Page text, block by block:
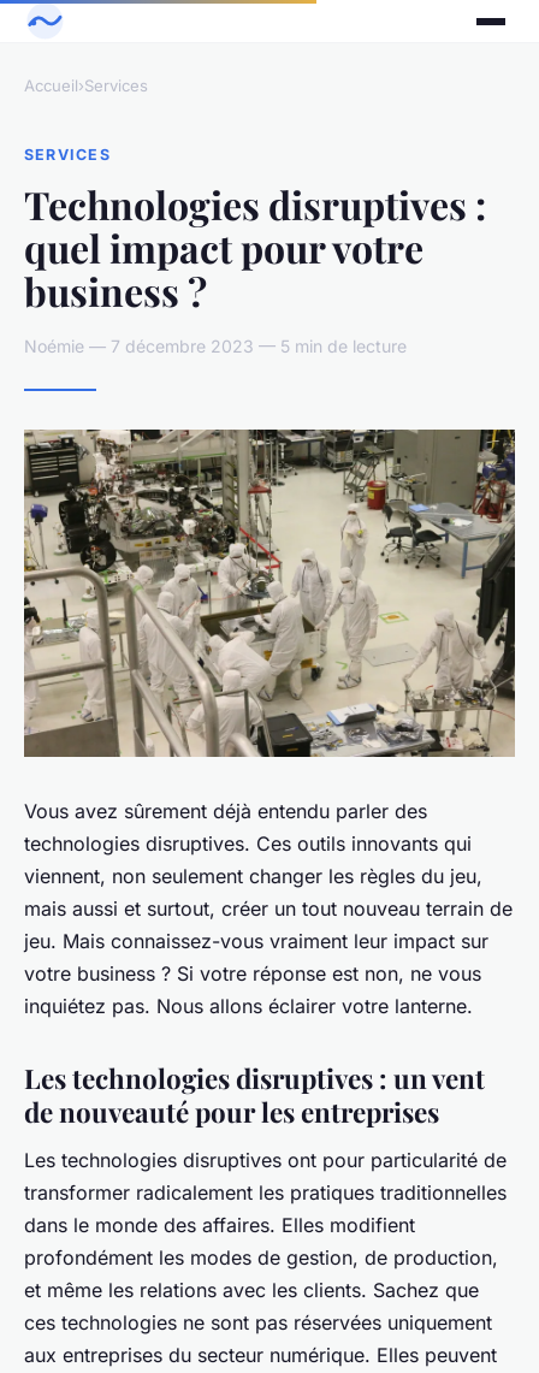
Accueil›Services
SERVICES
Technologies disruptives :
quel impact pour votre
business ?
Noémie — 7 décembre 2023 — 5 min de lecture
Vous avez sûrement déjà entendu parler des
technologies disruptives. Ces outils innovants qui
viennent, non seulement changer les règles du jeu,
mais aussi et surtout, créer un tout nouveau terrain de
jeu. Mais connaissez-vous vraiment leur impact sur
votre business ? Si votre réponse est non, ne vous
inquiétez pas. Nous allons éclairer votre lanterne.
Les technologies disruptives : un vent
de nouveauté pour les entreprises
Les technologies disruptives ont pour particularité de
transformer radicalement les pratiques traditionnelles
dans le monde des affaires. Elles modifient
profondément les modes de gestion, de production,
et même les relations avec les clients. Sachez que
ces technologies ne sont pas réservées uniquement
aux entreprises du secteur numérique. Elles peuvent